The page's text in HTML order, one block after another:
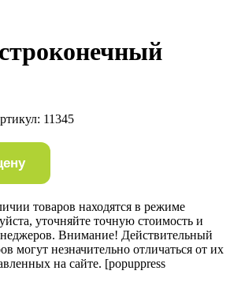
11345
товаров находятся в режиме
уточняйте точную стоимость и
Внимание! Действительный
могут незначительно отличаться от их
на сайте. [popuppress